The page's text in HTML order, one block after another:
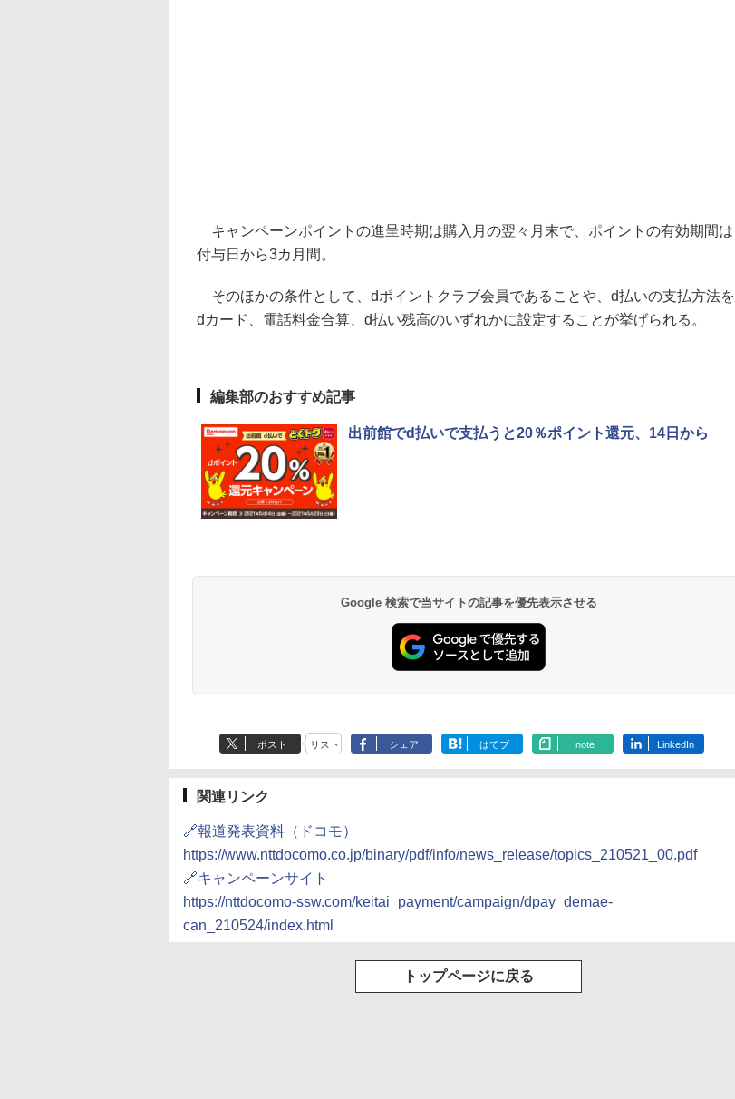
キャンペーンポイントの進呈時期は購入月の翌々月末で、ポイントの有効期間は
付与日から3カ月間。
そのほかの条件として、dポイントクラブ会員であることや、d払いの支払方法を
dカード、電話料金合算、d払い残高のいずれかに設定することが挙げられる。
編集部のおすすめ記事
出前館でd払いで支払うと20％ポイント還元、14日から
Google 検索で当サイトの記事を優先表示させる
ポスト リスト シェア はてブ note LinkedIn
関連リンク
🔗報道発表資料（ドコモ）
https://www.nttdocomo.co.jp/binary/pdf/info/news_release/topics_210521_00.pdf
🔗キャンペーンサイト
https://nttdocomo-ssw.com/keitai_payment/campaign/dpay_demae-
can_210524/index.html
トップページに戻る